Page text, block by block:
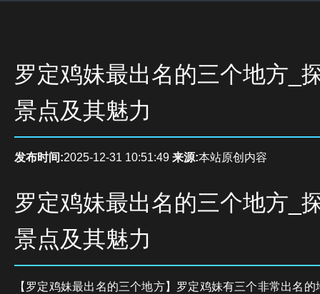
罗定鸡妹最出名的三个地方_
景点及其魅力
发布时间:2025-12-31 10:51:49 来源:本站原创内容
罗定鸡妹最出名的三个地方_
景点及其魅力
【罗定鸡妹最出名的三个地方】罗定鸡妹有三个非常出名